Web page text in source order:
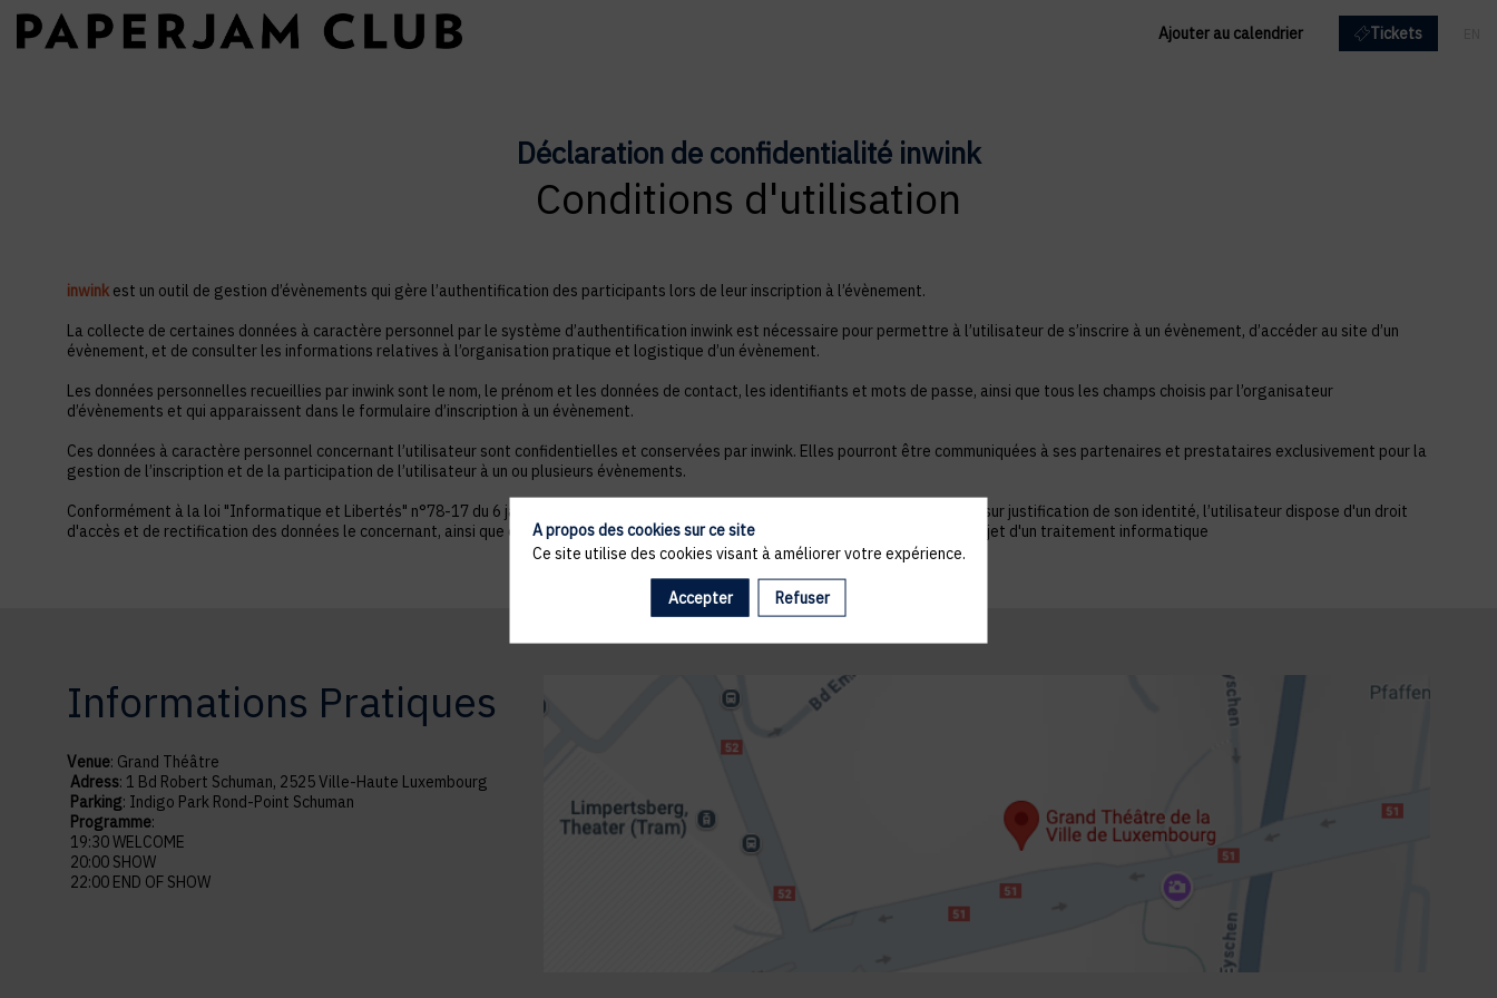
Ajouter au calendrier Tickets
Déclaration de confidentialité inwink
Conditions d'utilisation
inwink est un outil de gestion d’évènements qui gère l’authentification des participants lors de leur inscription à l’évènement.
La collecte de certaines données à caractère personnel par le système d’authentification inwink est nécessaire pour permettre à l’utilisateur de s’inscrire à un évènement, d’accéder au site d’un
évènement, et de consulter les informations relatives à l’organisation pratique et logistique d’un évènement.
Les données personnelles recueillies par inwink sont le nom, le prénom et les données de contact, les identifiants et mots de passe, ainsi que tous les champs choisis par l’organisateur
d’évènements et qui apparaissent dans le formulaire d’inscription à un évènement.
Ces données à caractère personnel concernant l’utilisateur sont confidentielles et conservées par inwink. Elles pourront être communiquées à ses partenaires et prestataires exclusivement pour la
gestion de l’inscription et de la participation de l’utilisateur à un ou plusieurs évènements.
Conformément à la loi "Informatique et Libertés" n°78-17 du 6 janvier 1978 telle que modifiée par la loi n°2004-801 du 6 août 2004, sur justification de son identité, l’utilisateur dispose d'un droit
d'accès et de rectification des données le concernant, ainsi que du droit de s’opposer à ce que les données le concernant fassent l'objet d'un traitement informatique
Informations Pratiques
Venue: Grand Théâtre
Adress: 1 Bd Robert Schuman, 2525 Ville-Haute Luxembourg
Parking: Indigo Park Rond-Point Schuman
Programme:
19:30 WELCOME
20:00 SHOW
22:00 END OF SHOW
A propos des cookies sur ce site
Ce site utilise des cookies visant à améliorer votre expérience.
Accepter Refuser